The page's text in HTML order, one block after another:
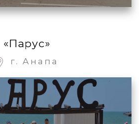
«Парус»
г. Анапа